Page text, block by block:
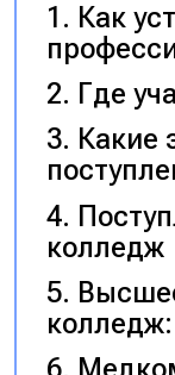
Как
Где
Какие
колледж